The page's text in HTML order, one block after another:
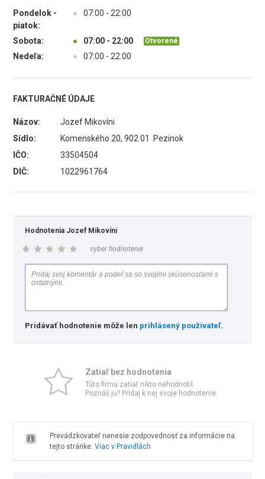
Pondelok -
piatok:
● 07:00 - 22:00
Sobota: ● 07:00 - 22:00 Otvorené
Nedeľa: ● 07:00 - 22:00
FAKTURAČNÉ ÚDAJE
Názov:
Jozef Mikovíni
Sídlo:
Komenského 20, 902 01 Pezinok
IČO:
33504504
DIČ:
1022961764
Hodnotenia Jozef Mikovíni
vyber hodnotenie
Pridávať hodnotenie môže len prihlásený používateľ.
Zatiaľ bez hodnotenia
Túto firmu zatiaľ nikto nehodnotil.
Poznáš ju? Pridaj k nej svoje hodnotenie.
Prevádzkovateľ nenesie zodpovednosť za informácie na
tejto stránke. Viac v Pravidlách